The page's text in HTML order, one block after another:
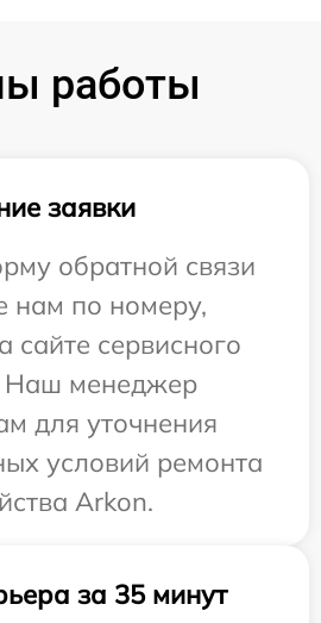
работы
заявки
обратной связи
нам по номеру,
сайте сервисного
Наш менеджер
для уточнения
условий ремонта
Arkon.
за 35 минут